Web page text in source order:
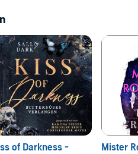
of Darkness -
Mister